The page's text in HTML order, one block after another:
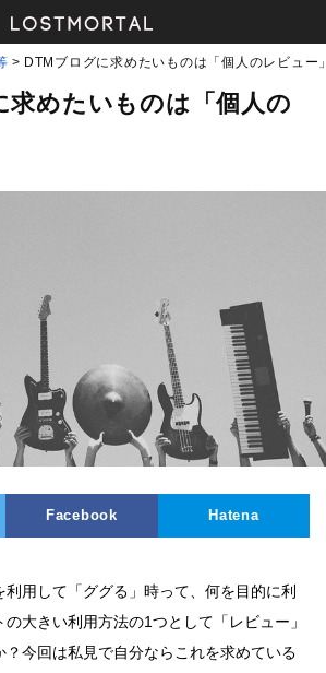
DTMブログに求めたいものは「個人のレビュー
求めたいものは「個人の
Facebook Hatena
用して「ググる」時って、何を目的に利
大きい利用方法の1つとして「レビュー」
今回は私見で自分ならこれを求めている